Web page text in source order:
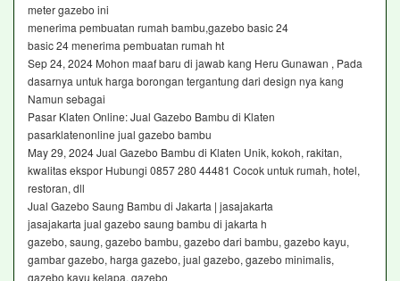
meter gazebo ini
menerima pembuatan rumah bambu,gazebo basic 24
basic 24 menerima pembuatan rumah ht
Sep 24, 2024 Mohon maaf baru di jawab kang Heru Gunawan , Pada
dasarnya untuk harga borongan tergantung dari design nya kang
Namun sebagai
Pasar Klaten Online: Jual Gazebo Bambu di Klaten
pasarklatenonline jual gazebo bambu
May 29, 2024 Jual Gazebo Bambu di Klaten Unik, kokoh, rakitan,
kwalitas ekspor Hubungi 0857 280 44481 Cocok untuk rumah, hotel,
restoran, dll
Jual Gazebo Saung Bambu di Jakarta | jasajakarta
jasajakarta jual gazebo saung bambu di jakarta h
gazebo, saung, gazebo bambu, gazebo dari bambu, gazebo kayu,
gambar gazebo, harga gazebo, jual gazebo, gazebo minimalis,
gazebo kayu kelapa, gazebo